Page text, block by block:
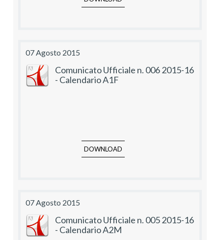
07 Agosto 2015
Comunicato Ufficiale n. 006 2015-16
- Calendario A1F
DOWNLOAD
07 Agosto 2015
Comunicato Ufficiale n. 005 2015-16
- Calendario A2M